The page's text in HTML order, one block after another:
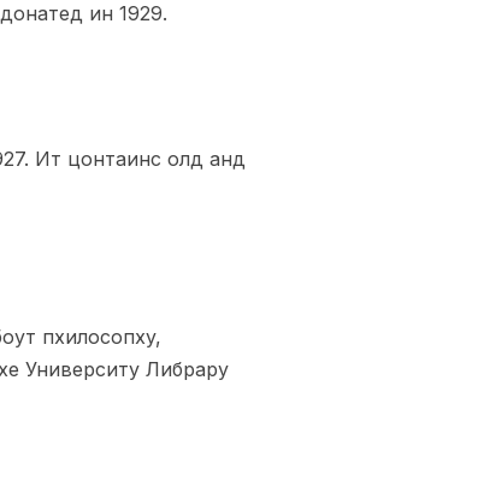
ин 1929.
Ит цонтаинс олд анд
пхилосопхy,
Университy Либрарy